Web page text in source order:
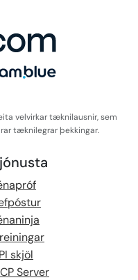
velvirkar tæknilausnir, sem
tæknilegrar þekkingar.
skjöl
Server